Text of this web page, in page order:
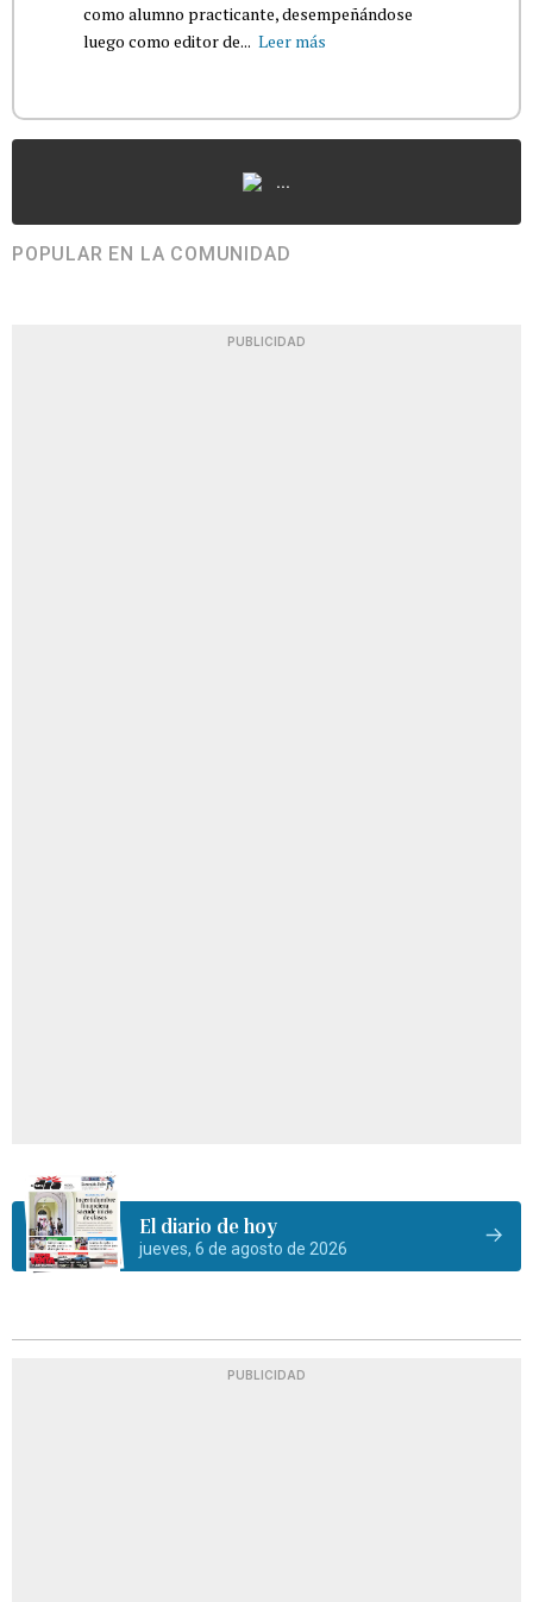
como alumno practicante, desempeñándose
luego como editor de... Leer más
...
POPULAR EN LA COMUNIDAD
PUBLICIDAD
El diario de hoy
jueves, 6 de agosto de 2026
PUBLICIDAD